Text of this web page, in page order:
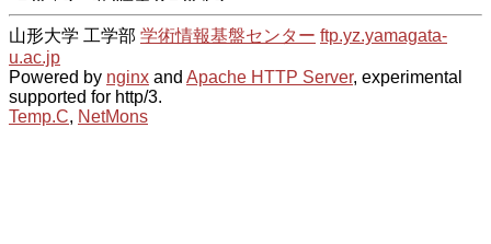
山形大学 工学部 学術情報基盤センター ftp.yz.yamagata-
u.ac.jp
Powered by nginx and Apache HTTP Server, experimental
supported for http/3.
Temp.C, NetMons